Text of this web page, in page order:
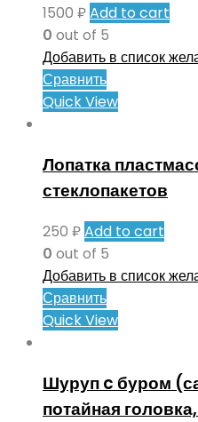
1500 ₽Add to cart
0 out of 5
Добавить в список
Сравнить
Quick View
Лопатка
стеклопакетов
250 ₽Add to cart
0 out of 5
Добавить в список
Сравнить
Quick View
Шуруп c буром
потайная